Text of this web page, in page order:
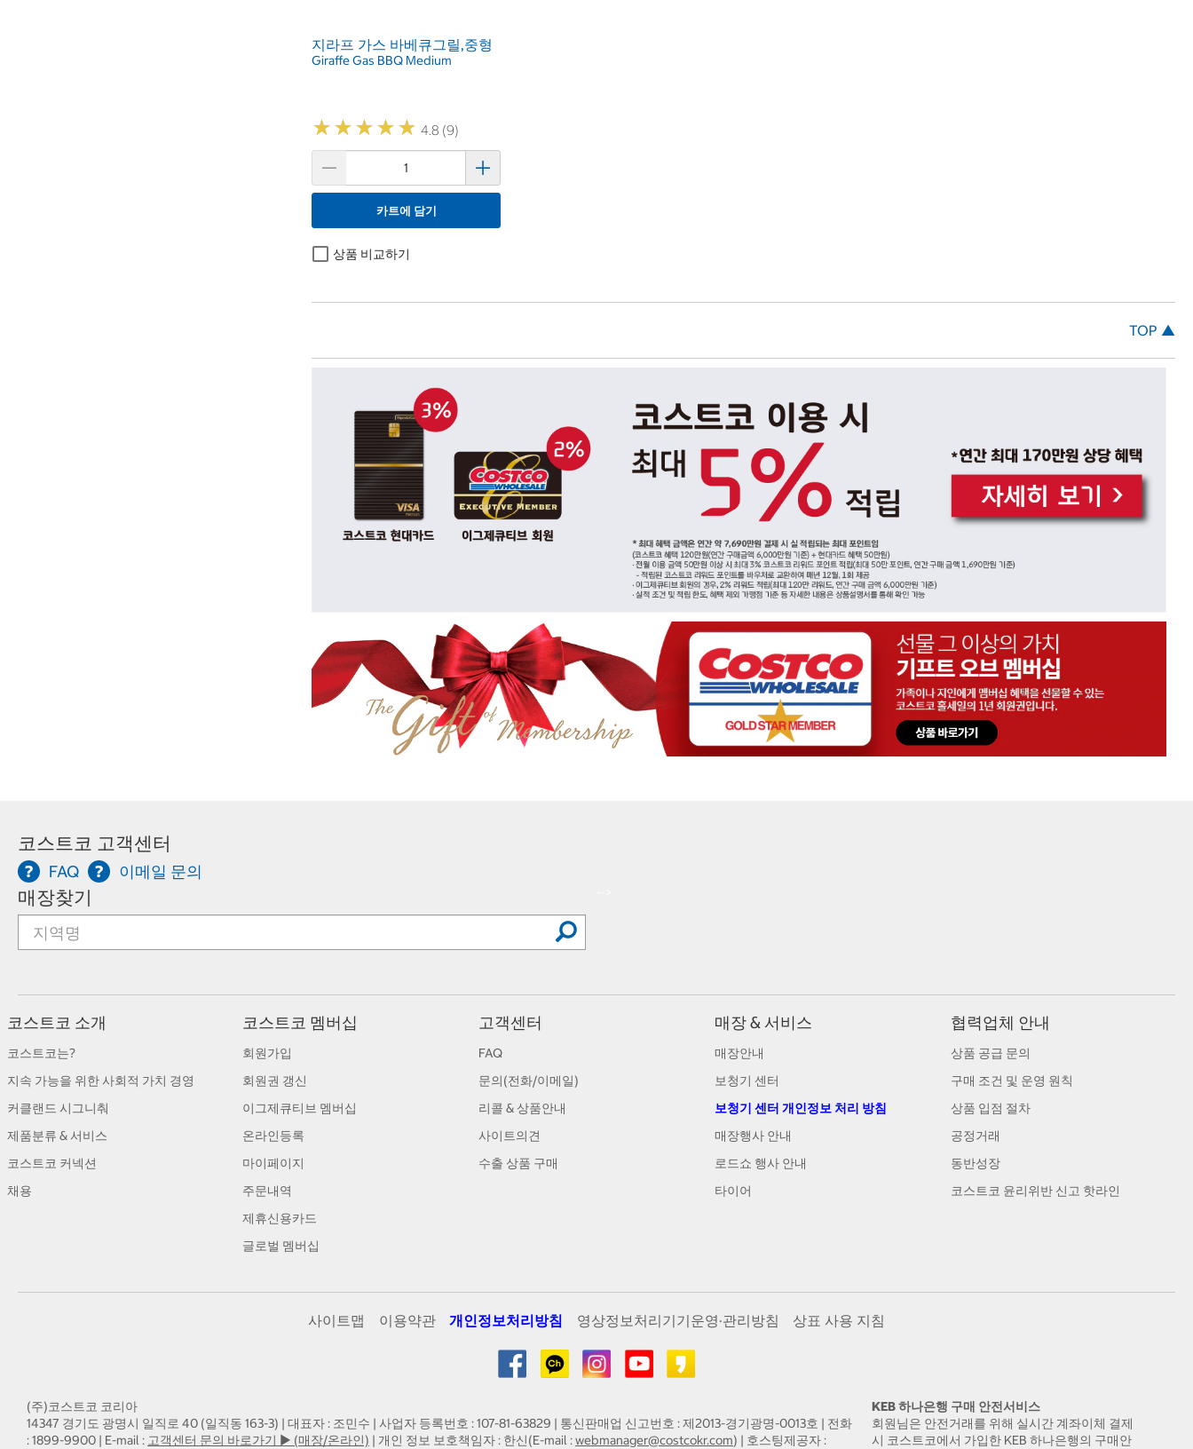
지라프 가스 바베큐그릴,중형
Giraffe Gas BBQ Medium
★★★★★
★★★★★ 4.8 (9)
카트에 담기
상품 비교하기
TOP ▲
코스트코 고객센터
FAQ 이메일 문의
매장찾기
코스트코 소개
코스트코는?
지속 가능을 위한 사회적 가치 경영
커클랜드 시그니춰
제품분류 & 서비스
코스트코 커넥션
채용
코스트코 멤버십
회원가입
회원권 갱신
이그제큐티브 멤버십
온라인등록
마이페이지
주문내역
제휴신용카드
글로벌 멤버십
고객센터
FAQ
문의(전화/이메일)
리콜 & 상품안내
사이트의견
수출 상품 구매
매장 & 서비스
매장안내
보청기 센터
보청기 센터 개인정보 처리 방침
매장행사 안내
로드쇼 행사 안내
타이어
협력업체 안내
상품 공급 문의
구매 조건 및 운영 원칙
상품 입점 절차
공정거래
동반성장
코스트코 윤리위반 신고 핫라인
사이트맵 이용약관 개인정보처리방침 영상정보처리기기운영·관리방침 상표 사용 지침
(주)코스트코 코리아
14347 경기도 광명시 일직로 40 (일직동 163-3) | 대표자 : 조민수 | 사업자 등록번호 : 107-81-63829 | 통신판매업 신고번호 : 제2013-경기광명-0013호 | 전화
: 1899-9900 | E-mail : 고객센터 문의 바로가기 ▶ (매장/온라인) | 개인 정보 보호책임자 : 한신(E-mail :webmanager@costcokr.com) | 호스팅제공자 :
KEB 하나은행 구매 안전서비스
회원님은 안전거래를 위해 실시간 계좌이체 결제
시 코스트코에서 가입한 KEB 하나은행의 구매안